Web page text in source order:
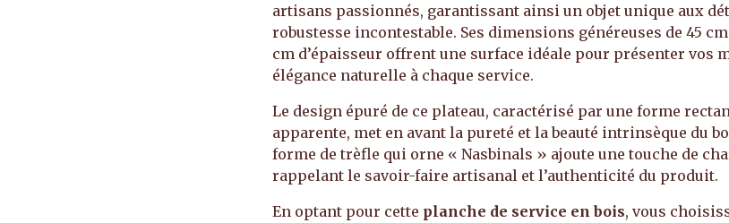
artisans passionnés, garantissant ainsi un objet unique aux
robustesse incontestable. Ses dimensions généreuses de 45
cm d’épaisseur offrent une surface idéale pour présenter vos
élégance naturelle à chaque service.
Le design épuré de ce plateau, caractérisé par une forme
apparente, met en avant la pureté et la beauté intrinsèque du
forme de trèfle qui orne « Nasbinals » ajoute une touche de
rappelant le savoir-faire artisanal et l’authenticité du produit.
En optant pour cette planche de service en bois, vous